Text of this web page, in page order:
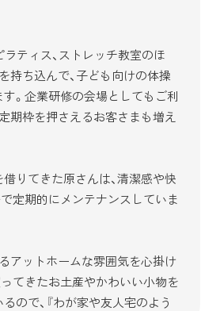
ラティス、ストレッチ教室のほ
持ち込んで、子ども向けの体操
。企業研修の会場としてもご利
期枠を押さえるお客さまも増え
りてきた原さんは、清潔感や快
定期的にメンテナンスしていま
アットホームな雰囲気を心掛け
てきたお土産やかわいい小物を
ので、『わが家や友人宅のよう